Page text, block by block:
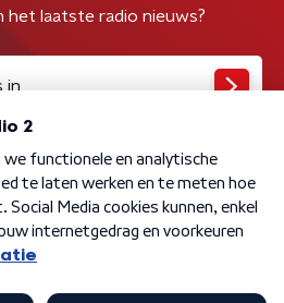
laatste radio nieuws?